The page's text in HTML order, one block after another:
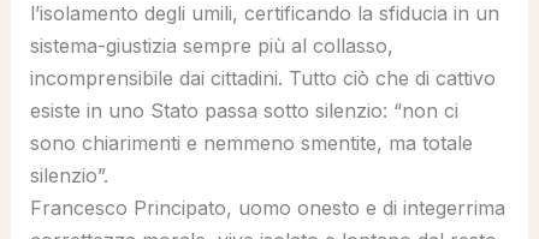
l’isolamento degli umili, certificando la sfiducia in un
sistema-giustizia sempre più al collasso,
incomprensibile dai cittadini. Tutto ciò che di cattivo
esiste in uno Stato passa sotto silenzio: “non ci
sono chiarimenti e nemmeno smentite, ma totale
silenzio”.
Francesco Principato, uomo onesto e di integerrima